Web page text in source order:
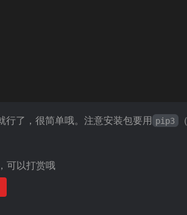
了，很简单哦。注意安装包要用 pip3
可以打赏哦